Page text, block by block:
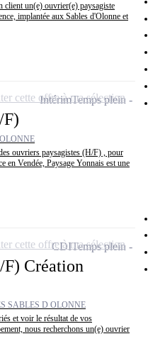
client un(e) ouvrier(e) paysagiste
implantée aux Sables d'Olonne et
F)
ouvriers paysagistes (H/F) , pour
Vendée, Paysage Yonnais est une
IntérimTemps plein
cette offre à ma sélection
F) Création
SABLES D OLONNE
et voir le résultat de vos
nous recherchons un(e) ouvrier
CDITemps plein
cette offre à ma sélection